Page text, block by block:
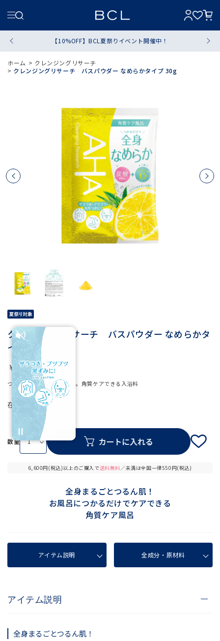
【10%OFF】BCL夏祭りイベント開催中！
ホーム > クレンジングリサーチ
> クレンジングリサーチ バスパウダー なめらかタイプ 30g
6,600円(税込)以上のご購入で送料無料／未満は全国一律550円(税込)
クレンジングリサーチ バスパウダー なめらかタ
イプ 30g
つかるだけで全身つるん肌。角質ケアできる入浴料
￥286
在庫 ○
数量
全身まるごとつるん肌！
お風呂につかるだけでケアできる
角質ケア風呂
アイテム説明 全成分・原材料
アイテム説明
全身まるごとつるん肌！